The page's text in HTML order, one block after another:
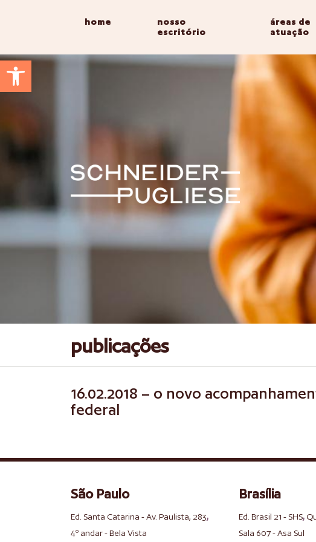
Abrir a barra de ferramentas
home
nosso
escritório
áreas de
atuação
publicações
16.02.2018 – o novo
federal
São Paulo
Ed. Santa Catarina - Av. Paulista, 283,
4º andar - Bela Vista
Brasília
Ed. Brasil 21 - SHS,
Sala 607 - Asa Sul